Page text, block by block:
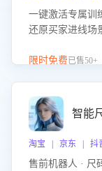
一键激活专属训
还原买家进线场
击 “立即开通”
限时免费已售50+
智能
淘宝 | 京东 | 抖
售前机器人 · 尺